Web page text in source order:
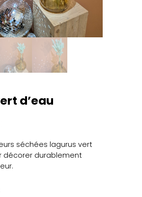
d’eau
séchées lagurus vert
décorer durablement